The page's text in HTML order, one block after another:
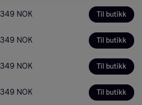
349 NOK Til butikk
349 NOK Til butikk
349 NOK Til butikk
349 NOK Til butikk